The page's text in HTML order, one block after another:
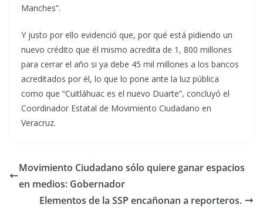
Manches”.
Y justo por ello evidenció que, por qué está pidiendo un
nuevo crédito que él mismo acredita de 1, 800 millones
para cerrar el año si ya debe 45 mil millones a los bancos
acreditados por él, lo que lo pone ante la luz pública
como que “Cuitláhuac es el nuevo Duarte”, concluyó el
Coordinador Estatal de Movimiento Ciudadano en
Veracruz.
Movimiento Ciudadano sólo quiere ganar espacios
en medios: Gobernador
Elementos de la SSP encañonan a reporteros.